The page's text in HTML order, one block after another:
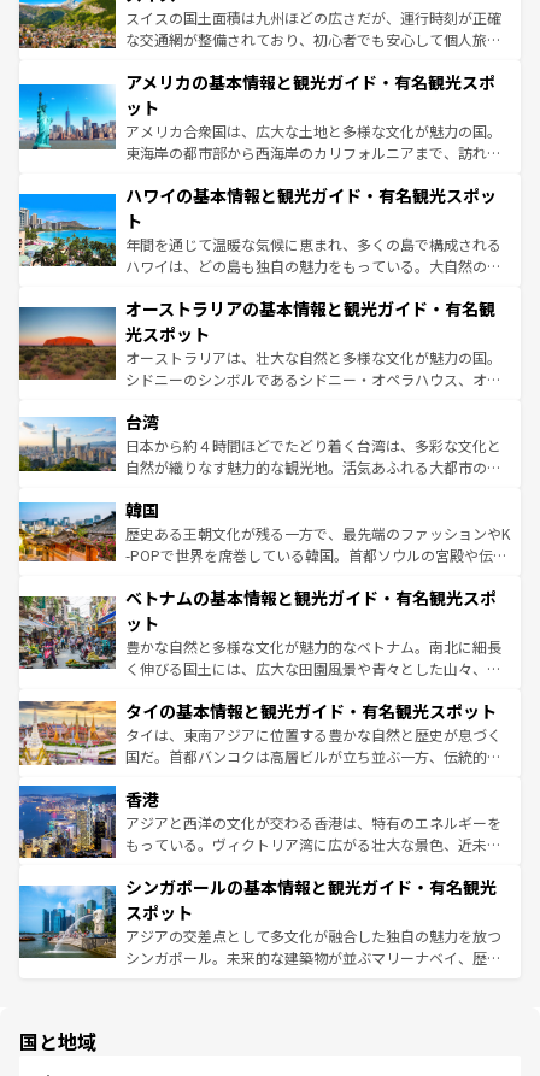
を参照してほしい。
ドイツ情報はコンテンツ一覧を参照してほしい。
ティー、ビール好きにはたまらない英国パブ、サッカー観
戦など、本場だからこそできる体験も豊富。イギリスを旅
ンツ一覧を参照してほしい。
スイスの国土面積は九州ほどの広さだが、運行時刻が正確
な交通網が整備されており、初心者でも安心して個人旅行
の建物がそのまま残る町や、スイスならではのユニークな
博物館もあり、アルプス観光だけでなく町歩きも満喫する
ことができる。国民の所得が高いため物価も高いが、旅行
者向けの交通パス提供のサービスもあり、うまく活用すれ
着のスイス情報はコンテンツ一覧を参照してほしい。
アメリカの基本情報と観光ガイド・有名観光スポ
ット
アメリカ合衆国は、広大な土地と多様な文化が魅力の国。
東海岸の都市部から西海岸のカリフォルニアまで、訪れる
のような巨大都市は、観光、ショッピング、エンターテイ
ンメントが詰まった刺激的なスポットだ。一方、アメリカ
西部には大自然が広がり、グランドキャニオンやイエロー
ストーン国立公園といった絶景が堪能できる。さらに、南
文化が魅力。旅行者はアメリカの各地域で異なる魅力を楽
しみながら、その多様性と豊かな歴史を感じることができ
るだろう。車でのロードトリップや列車の旅も、アメリカ
ならではの贅沢な旅のスタイルだ。 なお、新着のアメリカ
情報は コンテンツ一覧 を参照してほしい。
ハワイの基本情報と観光ガイド・有名観光スポッ
ト
年間を通じて温暖な気候に恵まれ、多くの島で構成される
ハワイは、どの島も独自の魅力をもっている。大自然の神
ワイ島は見逃せない。また、定番の観光地といえばオアフ
島だが、静かな自然を求めるならマウイ島やカウアイ島が
おすすめ。エメラルドグリーンに輝く海をはじめ、豊かな
文化や歴史が息づいている。「アロハスピリット」と呼ば
人々、おいしいローカルフードやハワイアンミュージッ
ク、伝統的なフラダンスなど、すべてがハワイの魅力を彩
っている。訪れるたびに新しい発見と感動が待っているハ
はコンテンツ一覧
オーストラリアの基本情報と観光ガイド・有名観
光スポット
オーストラリアは、壮大な自然と多様な文化が魅力の国。
シドニーのシンボルであるシドニー・オペラハウス、オー
リアリーフや大陸中央部にそびえるウルル（エアーズロッ
ク）、タスマニアの美しい原生林やケアンズの熱帯雨林な
ど、見どころがたくさん。また、カフェやワイン、オージ
いる。アクティビティも充実しており、サーフィンやダイ
ビング、ハイキングなど、アウトドア好きにはたまらな
い。オーストラリアの多彩な魅力を存分に味わいつくそ
参照してほしい。
台湾
日本から約４時間ほどでたどり着く台湾は、多彩な文化と
自然が織りなす魅力的な観光地。活気あふれる大都市の台
ン）、静ひつな山岳地帯である台湾東部など、都市の喧騒
と山間の静けさが共存しており、訪れる人に新しい発見と
驚きをもたらしてくれる。また、奥深い台湾の食文化も魅
容にもいいと評判のスイーツなど、バラエティ豊かな料理
照してほしい。
韓国
歴史ある王朝文化が残る一方で、最先端のファッションやK
-POPで世界を席巻している韓国。首都ソウルの宮殿や伝統
き、地方に足を延ばせば四季折々の自然美を楽しむことが
できる。そして、キムチや焼肉、絶品のストリートフード
まで、さまざまな韓国料理が待っている。夜には、韓国な
らではのナイトライフも堪能できる。あたたかいホスピタ
わってみてほしい。 なお、新着の韓国情報はコンテンツ一
覧 を参照してほしい。
ベトナムの基本情報と観光ガイド・有名観光スポ
ット
豊かな自然と多様な文化が魅力的なベトナム。南北に細長
く伸びる国土には、広大な田園風景や青々とした山々、世
急速な発展と共に伝統が息づく。ハノイの古い町並みやホ
ーチミン市のフランス統治時代の建物も、独特の雰囲気を
醸し出している。また、バラエティの豊かさとおいしさで
とつ。フォーやバインミー、ベトナムコーヒーなどは、ぜ
ひ現地で味わいたい。どの地域を訪れてもあたたかい人々
が旅行者を迎えてくれるので、きっと忘れられない旅にな
参照してほしい。
タイの基本情報と観光ガイド・有名観光スポット
タイは、東南アジアに位置する豊かな自然と歴史が息づく
国だ。首都バンコクは高層ビルが立ち並ぶ一方、伝統的な
の活気が交差している。北部ではチェンマイなどの山岳地
帯で自然と触れ合い、南部ではプーケットやクラビの美し
いビーチでリゾート気分を楽しむことができる。タイ料理
激する。気候は一年中温暖で、どの季節にも異なる楽しみ
が待っている。親しみやすいタイの人々、仏教を中心とし
た文化、そして多様な観光資源が、訪れる旅人を魅了し続
ける。 なお、新着のタイ情報はコンテンツ一覧を参照して
香港
アジアと西洋の文化が交わる香港は、特有のエネルギーを
もっている。ヴィクトリア湾に広がる壮大な景色、近未来
み、どこを訪れても感動するはず。観光スポットが密集し
ており、効率よく見どころを回れるのも魅力。息をのむよ
うな絶景から文化的な体験まで、香港を存分に楽しみ尽く
そう。 なお、新着の香港情報はコンテンツ一覧を参照して
シンガポールの基本情報と観光ガイド・有名観光
スポット
アジアの交差点として多文化が融合した独自の魅力を放つ
シンガポール。未来的な建築物が並ぶマリーナベイ、歴史
国と地域